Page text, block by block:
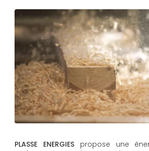
PLASSE ENERGIESpropose une